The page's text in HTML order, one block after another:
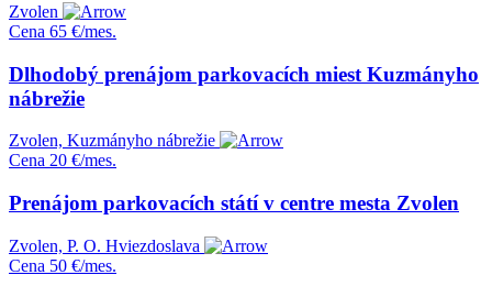
Zvolen
Cena 65 €/mes.
Dlhodobý prenájom parkovacích miest Kuzmányho
nábrežie
Zvolen, Kuzmányho nábrežie
Cena 20 €/mes.
Prenájom parkovacích státí v centre mesta Zvolen
Zvolen, P. O. Hviezdoslava
Cena 50 €/mes.